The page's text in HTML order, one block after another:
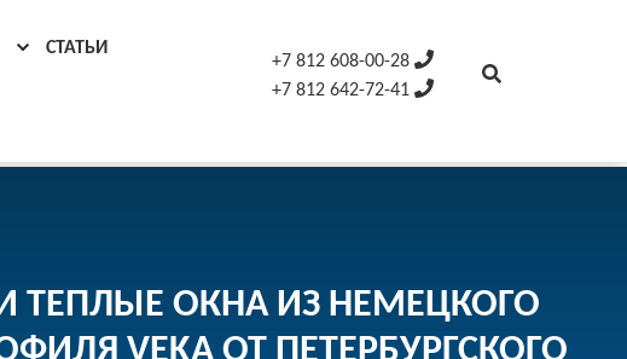
СТАТЬИ
+7 812 608-00-28
+7 812 642-72-41